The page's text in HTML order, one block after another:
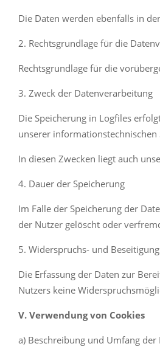
Die Daten werden ebenfalls in
2. Rechtsgrundlage für die
Rechtsgrundlage für die
3. Zweck der Datenverarbeitung
Die Speicherung in Logfiles
unserer
In diesen Zwecken liegt auch
4. Dauer der Speicherung
Im Falle der Speicherung der
der Nutzer gelöscht oder
5. Widerspruchs- und
Die Erfassung der Daten zur
Nutzers keine
V. Verwendung von Cookies
a) Beschreibung und Umfang